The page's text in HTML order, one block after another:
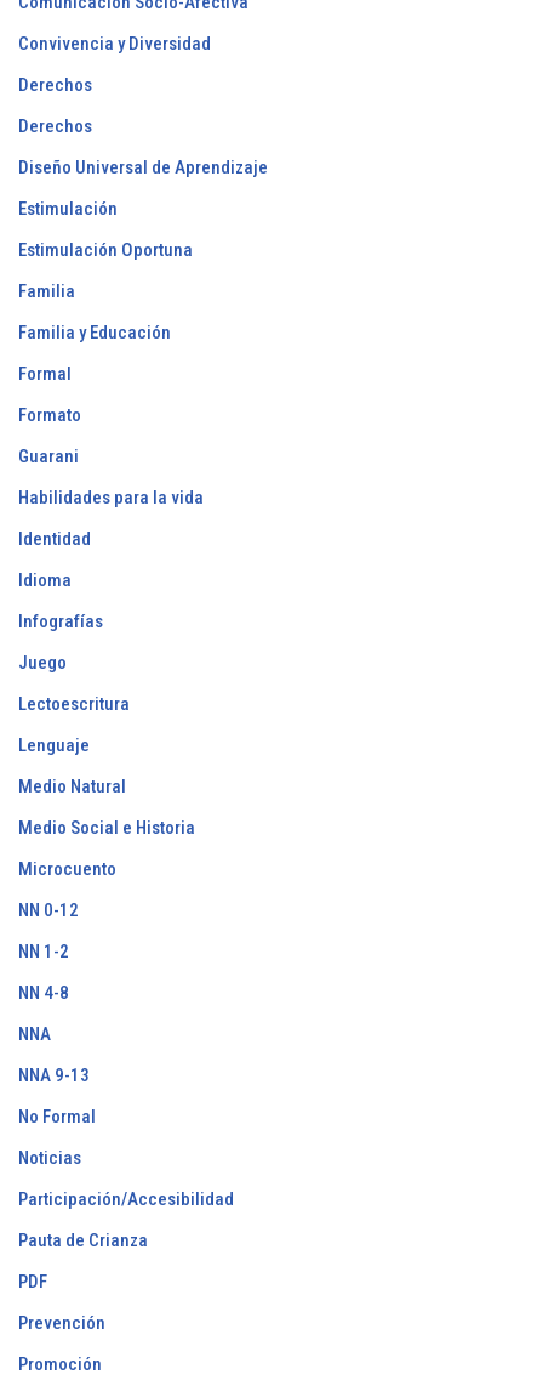
Convivencia y Diversidad
Derechos
Derechos
Diseño Universal de Aprendizaje
Estimulación
Estimulación Oportuna
Familia
Familia y Educación
Formal
Formato
Guarani
Habilidades para la vida
Identidad
Idioma
Infografías
Juego
Lectoescritura
Lenguaje
Medio Natural
Medio Social e Historia
Microcuento
NN 0-12
NN 1-2
NN 4-8
NNA
NNA 9-13
No Formal
Noticias
Participación/Accesibilidad
Pauta de Crianza
PDF
Prevención
Promoción